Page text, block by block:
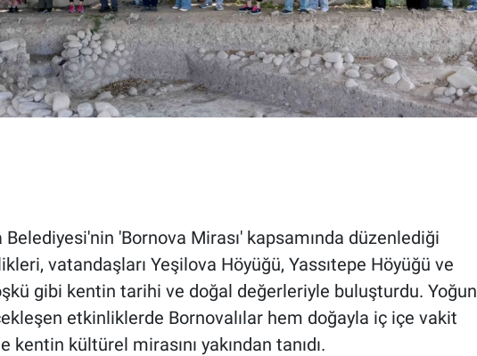
'Bornova Mirası' kapsamında düzenlediği
vatandaşları Yeşilova Höyüğü, Yassıtepe Höyüğü ve
gibi kentin tarihi ve doğal değerleriyle buluşturdu. Yoğun
etkinliklerde Bornovalılar hem doğayla iç içe vakit
kentin kültürel mirasını yakından tanıdı.